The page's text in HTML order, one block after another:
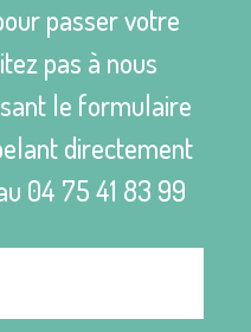
passer votre
pas à nous
le formulaire
directement
04 75 41 83 99